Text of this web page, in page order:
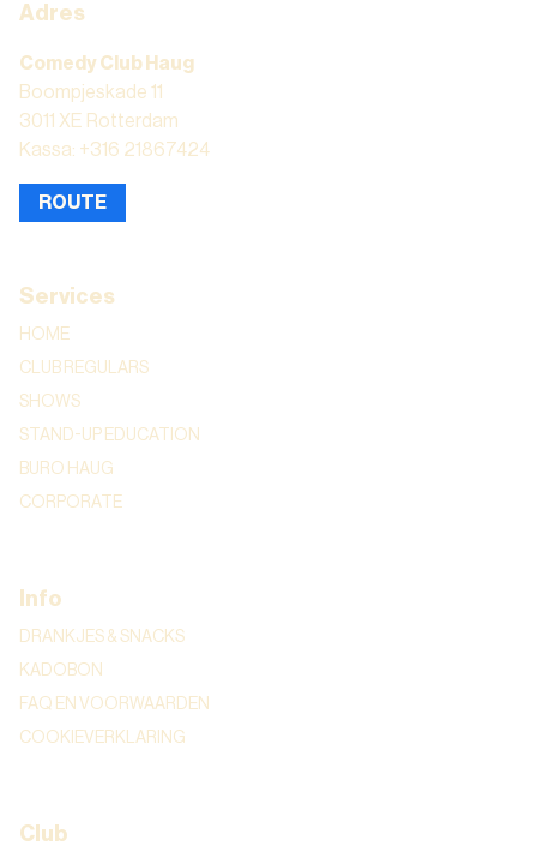
Adres
Comedy Club Haug
Boompjeskade 11
3011 XE Rotterdam
Kassa: +316 21867424
ROUTE
Services
HOME
CLUB REGULARS
SHOWS
STAND-UP EDUCATION
BURO HAUG
CORPORATE
Info
DRANKJES & SNACKS
KADOBON
FAQ EN VOORWAARDEN
COOKIEVERKLARING
Club